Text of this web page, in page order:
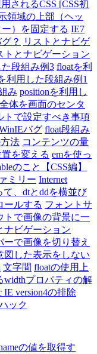
されるCSS [CSS初
領域の上部（ヘッ
）を固定する IE7
？
リストとナビゲ
トとナビゲーション
段組み例3 floatを利
利用した段組み例1
み positionを利用し
体を画面のセンタ
トで設定すべき事項
バグ float段組み
法 コンテンツの量
を変える emを使っ
のこと【CSS編】
ミリー Internet
て、dtとddを横並び
ールする フォントサ
トで画像の背景に一
ナビゲーション
ーで画像を切り替え
図した表示をしない
文字間 floatの使用上
widthプロパティの解
IE version4の排除
ック
の値を取得す